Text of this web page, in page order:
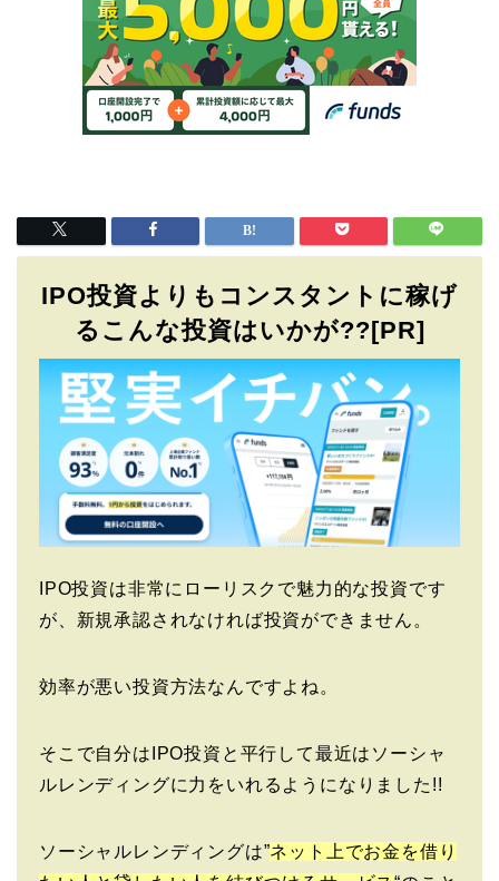
IPO投資よりもコンスタントに稼げ
るこんな投資はいかが??[PR]
IPO投資は非常にローリスクで魅力的な投資です
が、新規承認されなければ投資ができません。
効率が悪い投資方法なんですよね。
そこで自分はIPO投資と平行して最近はソーシャ
ルレンディングに力をいれるようになりました!!
ソーシャルレンディングは”ネット上でお金を借り